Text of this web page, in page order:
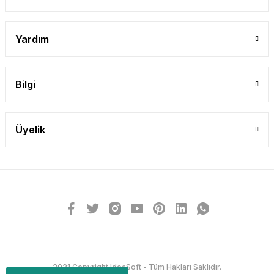
Yardım
Bilgi
Üyelik
2021 Copyright IdeaSoft - Tüm Hakları Saklıdır.